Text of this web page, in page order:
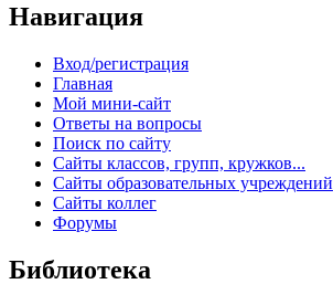
Навигация
Вход/регистрация
Главная
Мой мини-сайт
Ответы на вопросы
Поиск по сайту
Сайты классов, групп, кружков...
Сайты образовательных учреждений
Сайты коллег
Форумы
Библиотека